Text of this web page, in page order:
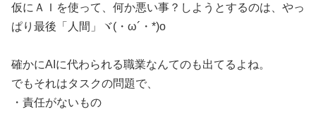
仮にＡＩを使って、何か悪い事？しようとするのは、やっ
ぱり最後「人間」ヾ(・ω´・*)o
確かにAIに代わられる職業なんてのも出てるよね。
でもそれはタスクの問題で、
・責任がないもの